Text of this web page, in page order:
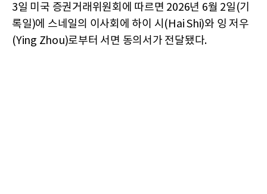
3일 미국 증권거래위원회에 따르면 2026년 6월 2일(기
록일)에 스네일의 이사회에 하이 시(Hai Shi)와 잉 저우
(Ying Zhou)로부터 서면 동의서가 전달됐다.